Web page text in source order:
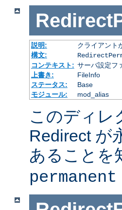
説明:
クライアント
構文:
コンテキスト: サーバ設定フ
上書き:
FileInfo
ステータス:
Base
モジュール:
mod_alias
このディレ
Redirect が
あることを
permanent